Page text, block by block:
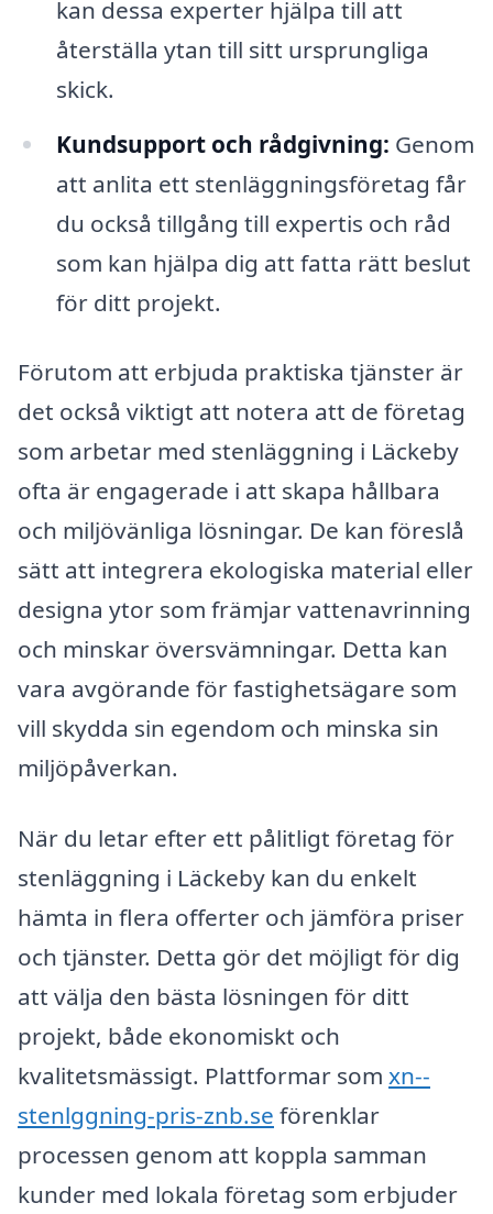
kan dessa experter hjälpa till att
återställa ytan till sitt ursprungliga
skick.
Kundsupport och rådgivning: Genom
att anlita ett stenläggningsföretag får
du också tillgång till expertis och råd
som kan hjälpa dig att fatta rätt beslut
för ditt projekt.
Förutom att erbjuda praktiska tjänster är
det också viktigt att notera att de företag
som arbetar med stenläggning i Läckeby
ofta är engagerade i att skapa hållbara
och miljövänliga lösningar. De kan föreslå
sätt att integrera ekologiska material eller
designa ytor som främjar vattenavrinning
och minskar översvämningar. Detta kan
vara avgörande för fastighetsägare som
vill skydda sin egendom och minska sin
miljöpåverkan.
När du letar efter ett pålitligt företag för
stenläggning i Läckeby kan du enkelt
hämta in flera offerter och jämföra priser
och tjänster. Detta gör det möjligt för dig
att välja den bästa lösningen för ditt
projekt, både ekonomiskt och
kvalitetsmässigt. Plattformar som xn--
stenlggning-pris-znb.se förenklar
processen genom att koppla samman
kunder med lokala företag som erbjuder